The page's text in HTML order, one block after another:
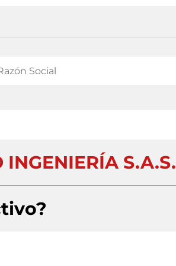
INGENIERÍA S.A.S.